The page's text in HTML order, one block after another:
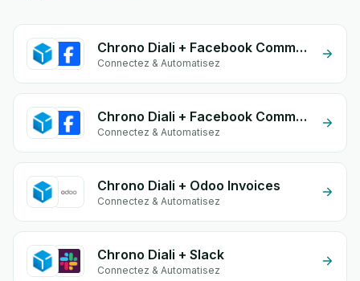
Chrono Diali + Facebook Comments
Connectez & Automatisez
Chrono Diali + Facebook Commerce
Connectez & Automatisez
Chrono Diali + Odoo Invoices
Connectez & Automatisez
Chrono Diali + Slack
Connectez & Automatisez